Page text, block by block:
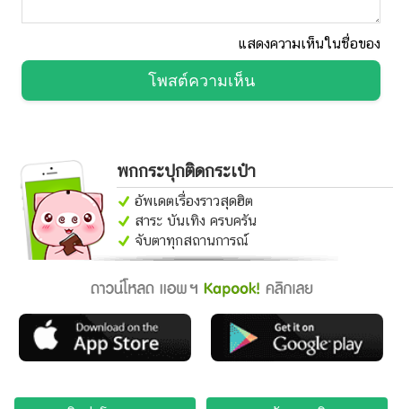
แสดงความเห็นในชื่อของ
โพสต์ความเห็น
พกกระปุกติดกระเป๋า
อัพเดตเรื่องราวสุดฮิต
สาระ บันเทิง ครบครัน
จับตาทุกสถานการณ์